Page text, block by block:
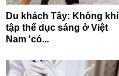
Du khách Tây: Không khí
tập thể dục sáng ở Việt
Nam 'có...